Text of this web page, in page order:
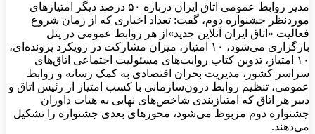
مدیر روابط عمومی اتاق ایران درباره ۵۰ درصد دیگر امتیازهای
موردنظر جشنواره دوم، گفت: تعداد اخباری که از زمان شروع
فعالیت «اتاق ایران آنلاین جدید»از هر روابط عمومی در پنل
بارگزاری می‌شود، ۱۰ امتیاز، میزان مشارکت در رویکرد پرونده‌ای،
۱۰ امتیاز، تدوین کتاب روایت‌های مسئولیت اجتماعی اتاق‌های
سراسر کشور، مدیریت بحران اقتصادی به کمک رسانه و روابط
عمومی، تنظیم روابط درون‌سازمانی با کسب امتیاز از رئیس اتاق و
دبیر هر اتاق که امتیازبندی شاخص‌های نهایی به هیات داوران
جشنواره دوم مربوط می‌شود، محورهای بعدی جشنواره را تشکیل
می‌دهند.